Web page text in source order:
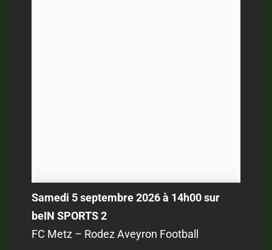
Samedi 5 septembre 2026 à 14h00 sur
beIN SPORTS 2
FC Metz – Rodez Aveyron Football